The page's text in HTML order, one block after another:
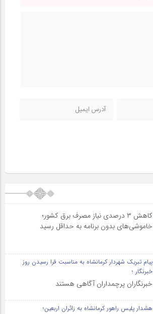
کاهش ۳ درصدی نیاز مصرف برق کشور؛
خاموشی‌های بدون برنامه به حداقل رسید
پیام تبریک شهردار کرمانشاه به مناسبت فرا رسیدن روز
خبرنگار ؛
خبرنگاران پرچمداران آگاهی هستند
هشدار پلیس راهور کرمانشاه به زائران اربعین؛